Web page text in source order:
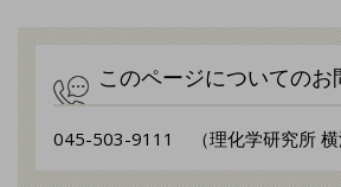
このページについてのお
045-503-9111 （理化学研究所 横